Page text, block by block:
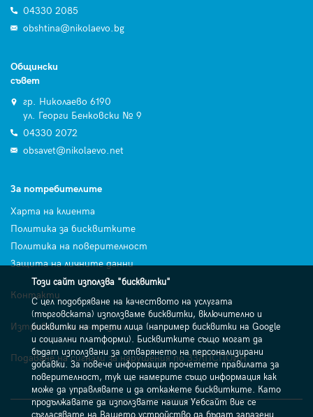
04330 2085
obshtina@nikolaevo.bg
Общински
съвет
гр. Николаево 6190
ул. Георги Бенковски № 9
04330 2072
obsavet@nikolaevo.net
За потребителите
Харта на клиента
Политика за бисквитките
Политика на поверителност
Защита на личните данни
Контакти
Изтриване на лични данни
Подаване на сигнали за нарушения по ЗЗЛПСПОИН
Този сайт използва "бисквитки"
С цел подобряване на качеството на услугата
(търговската) използваме бисквитки, включително и
бисквитки на трети лица (например бисквитки на Google
и социални платформи). Бисквитките също могат да
бъдат използвани за отварянето на персонализирани
добавки. За повече информация прочетете правилата за
поверителност, тук ще намерите също информация как
може да управлявате и да откажете бисквитките. Като
продължавате да използвате нашия Уебсайт вие се